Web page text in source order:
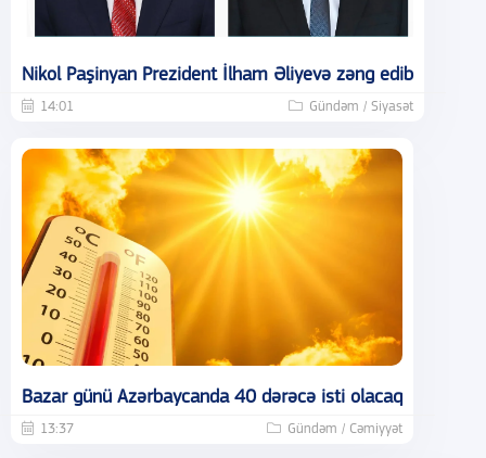
Nikol Paşinyan Prezident İlham Əliyevə zəng edib
14:01 Gündəm / Siyasət
Bazar günü Azərbaycanda 40 dərəcə isti olacaq
13:37 Gündəm / Cəmiyyət